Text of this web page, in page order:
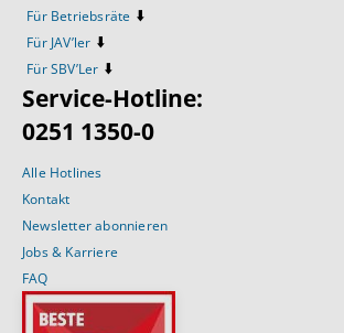
Für Betriebsräte ⬇️
Für JAV’ler ⬇️
Für SBV’Ler ⬇️
Service-Hotline:
0251 1350-0
Alle Hotlines
Kontakt
Newsletter abonnieren
Jobs & Karriere
FAQ